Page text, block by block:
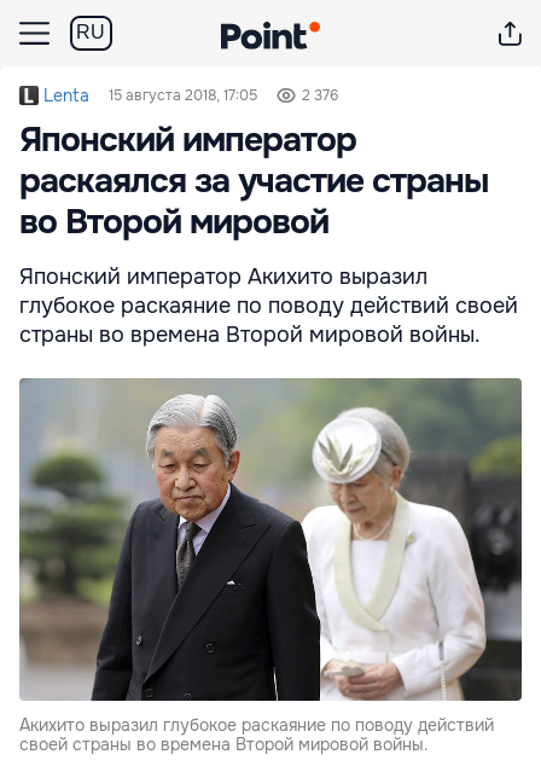
RU
Lenta 15 августа 2018, 17:05 2 376
Японский император
раскаялся за участие страны
во Второй мировой
Японский император Акихито выразил
глубокое раскаяние по поводу действий своей
страны во времена Второй мировой войны.
Акихито выразил глубокое раскаяние по поводу действий
своей страны во времена Второй мировой войны.